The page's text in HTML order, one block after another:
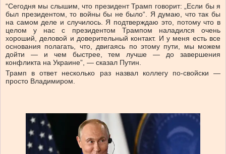
“Сегодня мы слышим, что президент Трамп говорит: „Если бы я
был президентом, то войны бы не было“. Я думаю, что так бы
на самом деле и случилось. Я подтверждаю это, потому что в
целом у нас с президентом Трампом наладился очень
хороший, деловой и доверительный контакт. И у меня есть все
основания полагать, что, двигаясь по этому пути, мы можем
дойти — и чем быстрее, тем лучше — до завершения
конфликта на Украине”, — сказал Путин.
Трамп в ответ несколько раз назвал коллегу по-свойски —
просто Владимиром.